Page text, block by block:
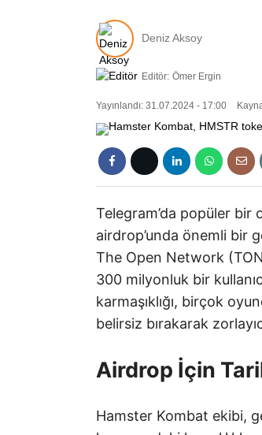
Deniz Aksoy
Editör: Ömer Ergin
Yayınlandı: 31.07.2024 - 17:00
Telegram’da popüler
airdrop’unda önemli bir
The Open Network
300 milyonluk bir
karmaşıklığı, birçok
belirsiz bırakarak
Airdrop İçin
Hamster Kombat ekibi,